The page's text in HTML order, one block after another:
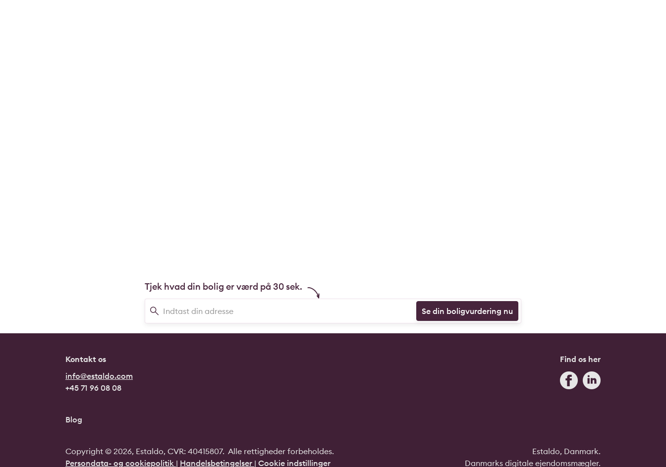
Tjek hvad din bolig er værd på 30 sek.
Se din boligvurdering nu
Kontakt os
info@estaldo.com
+45 71 96 08 08
Find os her
Blog
Copyright © 2026, Estaldo, CVR: 40415807. Alle rettigheder forbeholdes.
Persondata- og cookiepolitik | Handelsbetingelser | Cookie indstillinger
Estaldo, Danmark.
Danmarks digitale ejendomsmægler.